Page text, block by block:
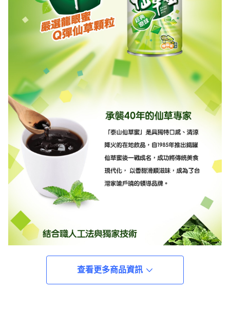
查看更多商品資訊